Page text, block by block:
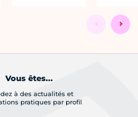
Vous êtes...
à des actualités et
pratiques par profil